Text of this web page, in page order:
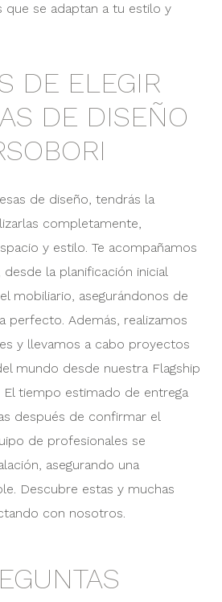
que se adaptan a tu estilo y
DE ELEGIR
DE DISEÑO
de diseño, tendrás la
completamente,
y estilo. Te acompañamos
la planificación inicial
mobiliario, asegurándonos de
perfecto. Además, realizamos
y llevamos a cabo proyectos
mundo desde nuestra Flagship
El tiempo estimado de entrega
después de confirmar el
de profesionales se
asegurando una
Descubre estas y muchas
con nosotros.